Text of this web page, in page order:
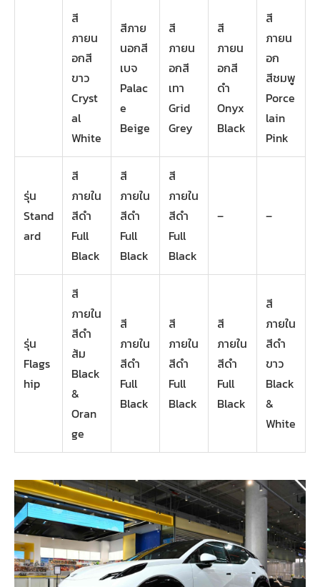
สี
ภายน
อกสี
ขาว
Cryst
al
White
สีภาย
นอกสี
เบจ
Palac
e
Beige
สี
ภายน
อกสี
เทา
Grid
Grey
สี
ภายน
อกสี
ดำ
Onyx
Black
สี
ภายน
อก
สีชมพู
Porce
lain
Pink
รุ่น
Stand
ard
สี
ภายใน
สีดำ
Full
Black
สี
ภายใน
สีดำ
Full
Black
สี
ภายใน
สีดำ
Full
Black
– –
รุ่น
Flags
hip
สี
ภายใน
สีดำ
ส้ม
Black
&
Oran
ge
สี
ภายใน
สีดำ
Full
Black
สี
ภายใน
สีดำ
Full
Black
สี
ภายใน
สีดำ
Full
Black
สี
ภายใน
สีดำ
ขาว
Black
&
White